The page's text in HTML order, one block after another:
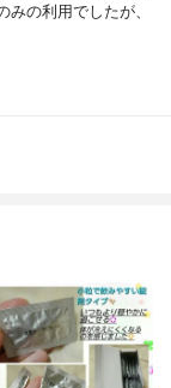
の利用でしたが、